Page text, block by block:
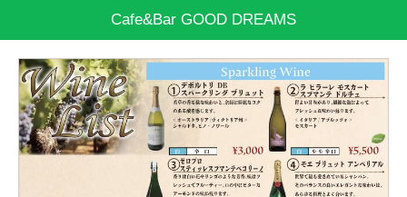
Cafe&Bar GOOD DREAMS